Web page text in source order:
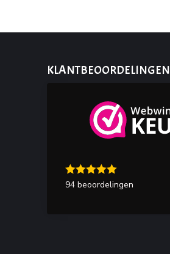
KLANTBEOORDELINGEN
94 beoordelingen